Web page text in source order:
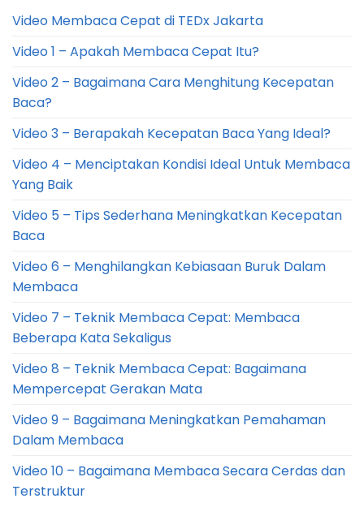
Video Membaca Cepat di TEDx Jakarta
Video 1 – Apakah Membaca Cepat Itu?
Video 2 – Bagaimana Cara Menghitung Kecepatan
Baca?
Video 3 – Berapakah Kecepatan Baca Yang Ideal?
Video 4 – Menciptakan Kondisi Ideal Untuk Membaca
Yang Baik
Video 5 – Tips Sederhana Meningkatkan Kecepatan
Baca
Video 6 – Menghilangkan Kebiasaan Buruk Dalam
Membaca
Video 7 – Teknik Membaca Cepat: Membaca
Beberapa Kata Sekaligus
Video 8 – Teknik Membaca Cepat: Bagaimana
Mempercepat Gerakan Mata
Video 9 – Bagaimana Meningkatkan Pemahaman
Dalam Membaca
Video 10 – Bagaimana Membaca Secara Cerdas dan
Terstruktur